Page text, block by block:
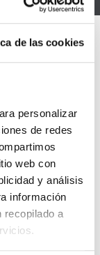
de las cookies
personalizar
de redes
web con
y análisis
información
recopilado a